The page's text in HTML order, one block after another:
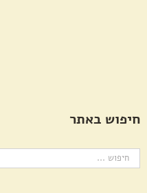
חיפוש באתר
חיפוש...